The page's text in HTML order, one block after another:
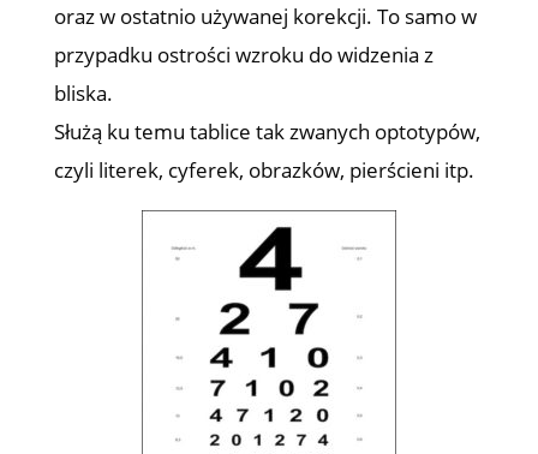
oraz w ostatnio używanej korekcji. To samo w
przypadku ostrości wzroku do widzenia z
bliska.
Służą ku temu tablice tak zwanych optotypów,
czyli literek, cyferek, obrazków, pierścieni itp.